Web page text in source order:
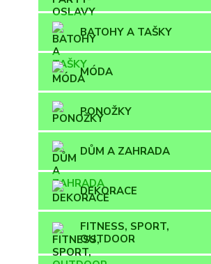
BATOHY A TAŠKY
MÓDA
PONOŽKY
DŮM A ZAHRADA
DEKORACE
FITNESS, SPORT,
OUTDOOR